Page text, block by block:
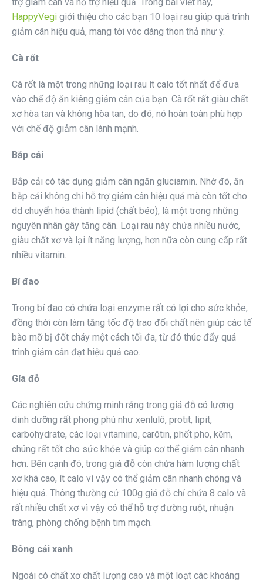
HappyVegi giới thiệu cho các bạn 10 loại rau giúp quá trình
giảm cân hiệu quả, mang tới vóc dáng thon thả như ý.
Cà rốt
Cà rốt là một trong những loại rau ít calo tốt nhất để đưa
vào chế độ ăn kiêng giảm cân của bạn. Cà rốt rất giàu chất
xơ hòa tan và không hòa tan, do đó, nó hoàn toàn phù hợp
với chế độ giảm cân lành mạnh.
Bắp cải
Bắp cải có tác dụng giảm cân ngăn gluciamin. Nhờ đó, ăn
bắp cải không chỉ hỗ trợ giảm cân hiệu quả mà còn tốt cho
dd chuyển hóa thành lipid (chất béo), là một trong những
nguyên nhân gây tăng cân. Loại rau này chứa nhiều nước,
giàu chất xơ và lại ít năng lượng, hơn nữa còn cung cấp rất
nhiều vitamin.
Bí đao
Trong bí đao có chứa loại enzyme rất có lợi cho sức khỏe,
đồng thời còn làm tăng tốc độ trao đổi chất nên giúp các tế
bào mỡ bị đốt cháy một cách tối đa, từ đó thúc đẩy quá
trình giảm cân đạt hiệu quả cao.
Gía đỗ
Các nghiên cứu chứng minh rằng trong giá đỗ có lượng
dinh dưỡng rất phong phú như xenlulô, protit, lipit,
carbohydrate, các loại vitamine, carôtin, phốt pho, kẽm,
chúng rất tốt cho sức khỏe và giúp cơ thể giảm cân nhanh
hơn. Bên cạnh đó, trong giá đỗ còn chứa hàm lượng chất
xơ khá cao, ít calo vì vậy có thể giảm cân nhanh chóng và
hiệu quả. Thông thường cứ 100g giá đỗ chỉ chứa 8 calo và
rất nhiều chất xơ vì vậy có thể hỗ trợ đường ruột, nhuận
tràng, phòng chống bệnh tim mạch.
Bông cải xanh
Ngoài có chất xơ chất lượng cao và một loạt các khoáng